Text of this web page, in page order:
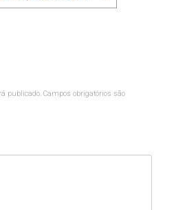
publicado. Campos obrigatórios são